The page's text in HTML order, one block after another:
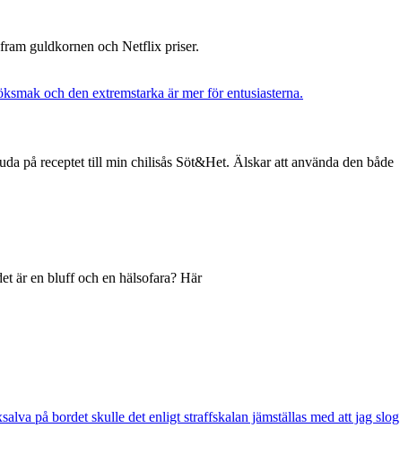
guldkornen och Netflix priser.
på receptet till min chilisås Söt&Het. Älskar att använda den både
är en bluff och en hälsofara? Här